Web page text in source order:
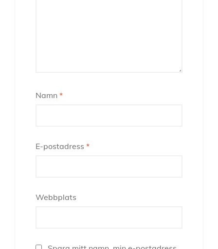
Namn *
E-postadress *
Webbplats